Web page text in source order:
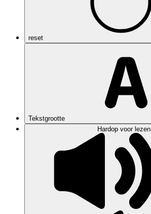
reset
Tekstgrootte
Hardop voor lezen